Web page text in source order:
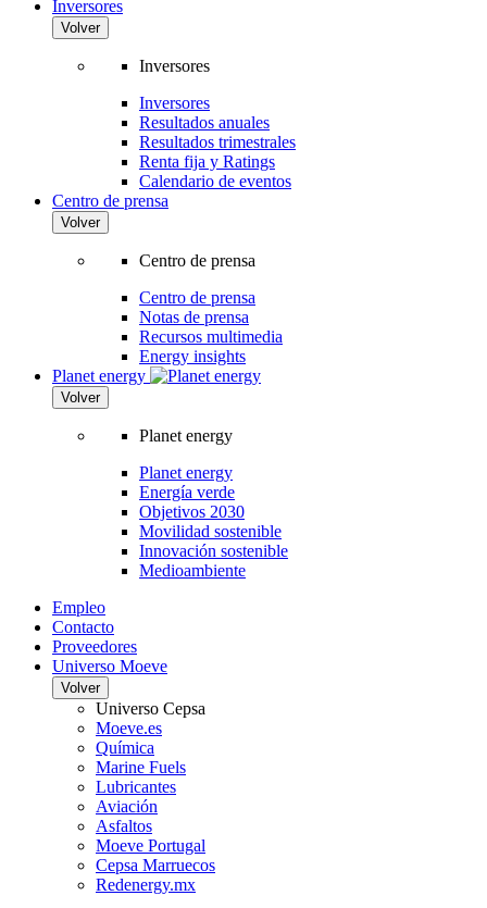
Inversores
Volver
Inversores
Inversores
Resultados anuales
Resultados trimestrales
Renta fija y Ratings
Calendario de eventos
Centro de prensa
Volver
Centro de prensa
Centro de prensa
Notas de prensa
Recursos multimedia
Energy insights
Planet energy
Volver
Planet energy
Planet energy
Energía verde
Objetivos 2030
Movilidad sostenible
Innovación sostenible
Medioambiente
Empleo
Contacto
Proveedores
Universo Moeve
Volver
Universo Cepsa
Moeve.es
Química
Marine Fuels
Lubricantes
Aviación
Asfaltos
Moeve Portugal
Cepsa Marruecos
Redenergy.mx